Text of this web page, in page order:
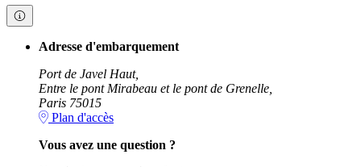
Adresse d'embarquement
Port de Javel Haut,
Entre le pont Mirabeau et le pont de Grenelle,
Paris 75015
Plan d'accès
Vous avez une question ?